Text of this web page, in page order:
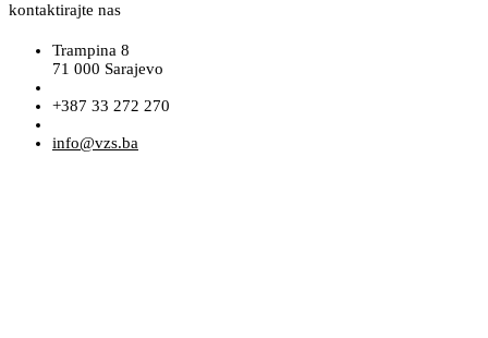
kontaktirajte nas
Trampina 8
71 000 Sarajevo
+387 33 272 270
info@vzs.ba